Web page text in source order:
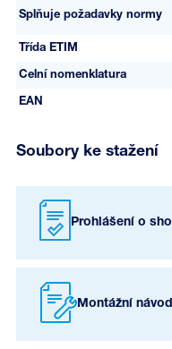
Splňuje požadavky normy
Třída ETIM
Celní nomenklatura
EAN
Soubory ke stažení
Prohlášení o
Montážní návod